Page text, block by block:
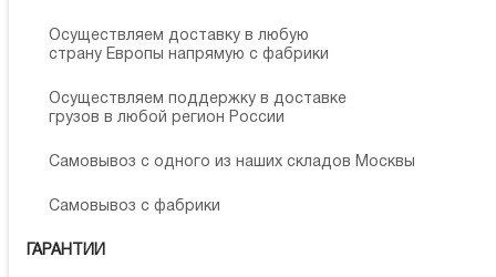
Осуществляем доставку в любую
страну Европы напрямую с фабрики
Осуществляем поддержку в доставке
грузов в любой регион России
Самовывоз с одного из наших складов Москвы
Самовывоз с фабрики
ГАРАНТИИ